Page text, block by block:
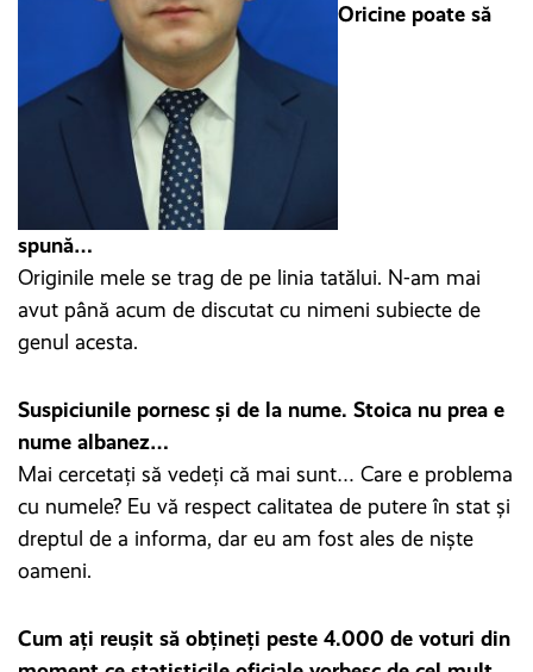
Oricine poate să
spună…
Originile mele se trag de pe linia tatălui. N-am mai
avut până acum de discutat cu nimeni subiecte de
genul acesta.
Suspiciunile pornesc și de la nume. Stoica nu prea e
nume albanez…
Mai cercetați să vedeți că mai sunt… Care e problema
cu numele? Eu vă respect calitatea de putere în stat și
dreptul de a informa, dar eu am fost ales de niște
oameni.
Cum ați reușit să obțineți peste 4.000 de voturi din